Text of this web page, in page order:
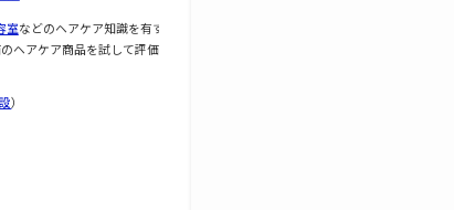
室などのヘアケア知識を有す
ヘアケア商品を試して評価し
）